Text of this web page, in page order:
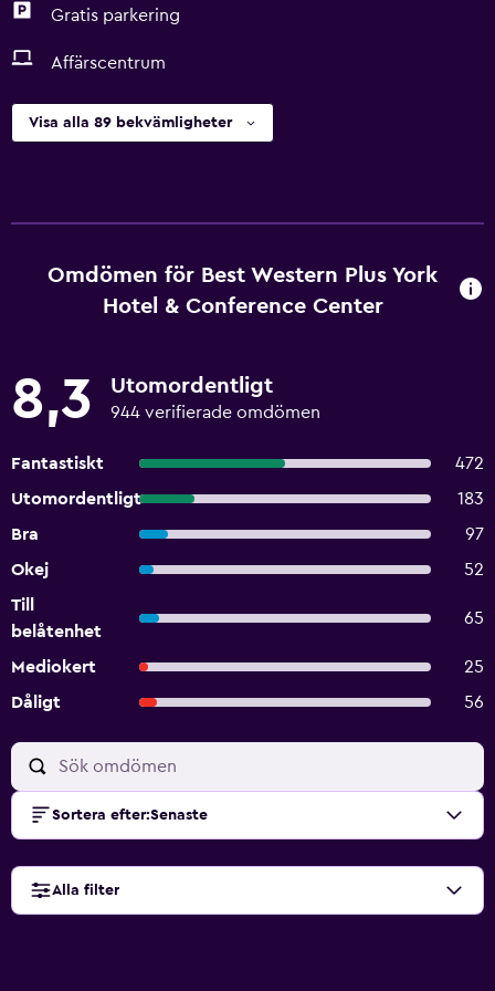
Gratis parkering
Affärscentrum
Visa alla 89 bekvämligheter
Omdömen för Best Western Plus York
Hotel & Conference Center
8,3 Utomordentligt
944 verifierade omdömen
Fantastiskt
472
Utomordentligt
183
Bra
97
Okej
52
Till
belåtenhet
65
Mediokert
25
Dåligt
56
Sortera efter:Senaste
Alla filter